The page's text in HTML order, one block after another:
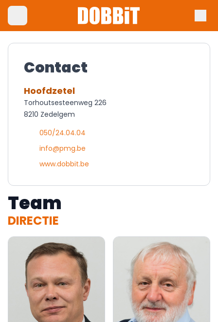
Team
DIRECTIE
Contact
Hoofdzetel
Torhoutsesteenweg 226
8210 Zedelgem
050/24.04.04
info@pmg.be
www.dobbit.be